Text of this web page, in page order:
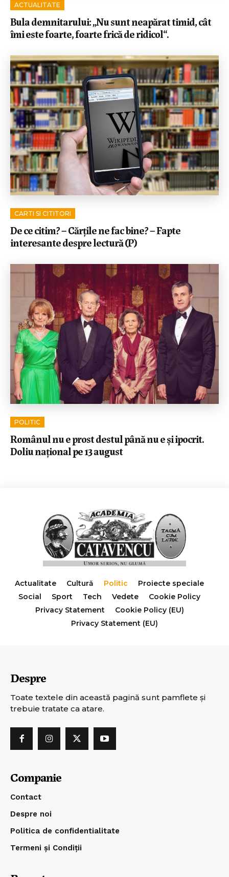
ACTUALITATE
Bula demnitarului: „Nu sunt neapărat timid, cât
îmi este foarte, foarte frică de ridicol“.
CARTI SI CITITORI
De ce citim? – Cărțile ne fac bine? – Fapte
interesante despre lectură (P)
POLITIC
Românul nu e prost destul până nu e și ipocrit.
Doliu național pe 13 august
Actualitate Cultură Politic
Proiecte speciale
Social
Sport Tech Vedete
Cookie Policy
Privacy Statement
Cookie Policy (EU)
Privacy Statement (EU)
Despre
Toate textele din această pagină sunt pamflete şi
trebuie tratate ca atare.
Companie
Contact
Despre noi
Politica de confidentialitate
Termeni și Condiții